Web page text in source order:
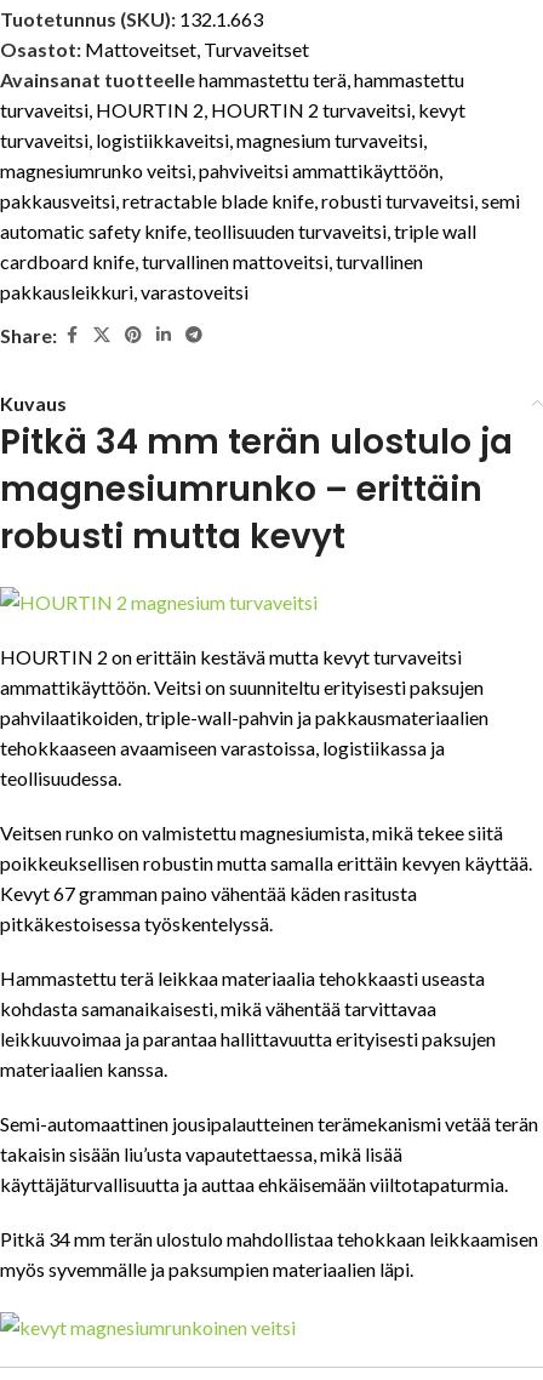
Tuotetunnus (SKU): 132.1.663
Osastot: Mattoveitset Turvaveitset
Avainsanat tuotteellehammastettu terä hammastettu
turvaveitsi HOURTIN 2 HOURTIN 2 turvaveitsi kevyt
turvaveitsi logistiikkaveitsi magnesium turvaveitsi
magnesiumrunko veitsi pahviveitsi ammattikäyttöön
pakkausveitsi retractable blade knife robusti turvaveitsi semi
automatic safety knife teollisuuden turvaveitsi triple wall
cardboard knife turvallinen mattoveitsi turvallinen
pakkausleikkuri varastoveitsi
Share:
Kuvaus
Pitkä 34 mm terän ulostulo ja
magnesiumrunko – erittäin
robusti mutta kevyt
HOURTIN 2 on erittäin kestävä mutta kevyt turvaveitsi
ammattikäyttöön. Veitsi on suunniteltu erityisesti paksujen
pahvilaatikoiden, triple-wall-pahvin ja pakkausmateriaalien
tehokkaaseen avaamiseen varastoissa, logistiikassa ja
teollisuudessa.
Veitsen runko on valmistettu magnesiumista, mikä tekee siitä
poikkeuksellisen robustin mutta samalla erittäin kevyen käyttää.
Kevyt 67 gramman paino vähentää käden rasitusta
pitkäkestoisessa työskentelyssä.
Hammastettu terä leikkaa materiaalia tehokkaasti useasta
kohdasta samanaikaisesti, mikä vähentää tarvittavaa
leikkuuvoimaa ja parantaa hallittavuutta erityisesti paksujen
materiaalien kanssa.
Semi-automaattinen jousipalautteinen terämekanismi vetää terän
takaisin sisään liu’usta vapautettaessa, mikä lisää
käyttäjäturvallisuutta ja auttaa ehkäisemään viiltotapaturmia.
Pitkä 34 mm terän ulostulo mahdollistaa tehokkaan leikkaamisen
myös syvemmälle ja paksumpien materiaalien läpi.